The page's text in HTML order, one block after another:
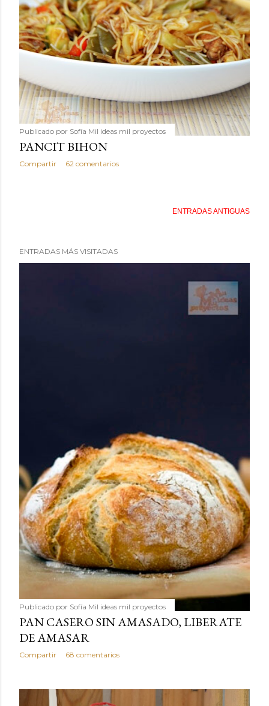
Publicado por Sofía Mil ideas mil proyectos
PANCIT BIHON
Compartir 62 comentarios
ENTRADAS ANTIGUAS
ENTRADAS MÁS VISITADAS
Publicado por Sofía Mil ideas mil proyectos
PAN CASERO SIN AMASADO, LIBERATE
DE AMASAR
Compartir 68 comentarios